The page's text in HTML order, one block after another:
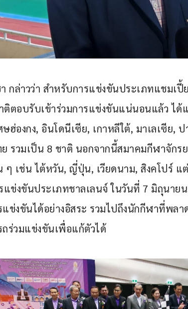
กล่าวว่า สำหรับการแข่งขันประเภทแชม
ติตอบรับเข้าร่วมการแข่งขันแน่นอนแล้ว ได้
ฮ่องกง, อินโดนีเซีย, เกาหลีใต้, มาเลเซีย
รวมเป็น 8 ชาติ นอกจากนี้สมาคมกีฬาจักร
ๆ เช่น ไต้หวัน, ญี่ปุ่น, เวียดนาม, สิงคโปร์ แ
แข่งขันประเภทชาลเลนจ์ ในวันที่ 7 มิถุนาย
ข่งขันได้อย่างอิสระ รวมไปถึงนักกีฬาที่พล
ร่วมแข่งขันเพื่อแก้ตัวได้